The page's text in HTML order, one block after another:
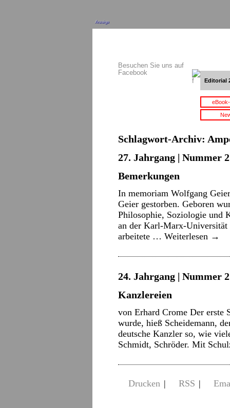
Anzeige
Besuchen Sie uns auf
Facebook
Editorial
Schlagwort-Archiv:
27. Jahrgang | Nummer
Bemerkungen
In memoriam Wolfgang
Geier gestorben. Geboren
Philosophie, Soziologie und
an der Karl-Marx-
arbeitete … Weiterlesen →
24. Jahrgang | Nummer
Kanzlereien
von Erhard Crome Der erste
wurde, hieß Scheidemann,
deutsche Kanzler so, wie
Schmidt, Schröder. Mit
Drucken | RSS |